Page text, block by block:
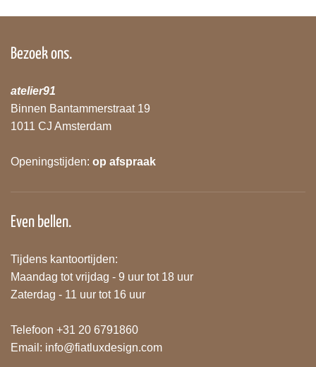
Bezoek ons.
atelier91
Binnen Bantammerstraat 19
1011 CJ Amsterdam
Openingstijden: op afspraak
Even bellen.
Tijdens kantoortijden:
Maandag tot vrijdag - 9 uur tot 18 uur
Zaterdag - 11 uur tot 16 uur
Telefoon +31 20 6791860
Email: info@fiatluxdesign.com